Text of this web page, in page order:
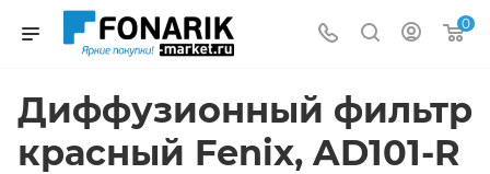
0
Диффузионный фильтр
красный Fenix, AD101-R